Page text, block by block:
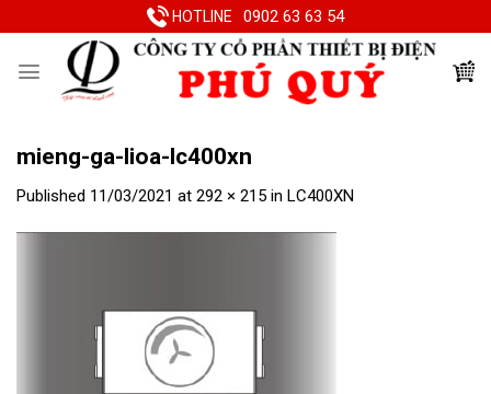
to
HOTLINE 0902 63 63 54
mieng-ga-lioa-lc400xn
Published 11/03/2021 at 292 × 215 in LC400XN